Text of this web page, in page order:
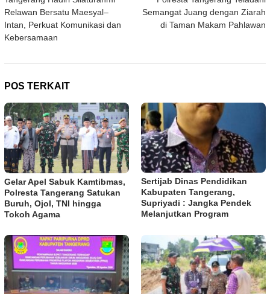
Relawan Bersatu Maesyal–
Intan, Perkuat Komunikasi dan
Kebersamaan
Semangat Juang dengan Ziarah
di Taman Makam Pahlawan
POS TERKAIT
Gelar Apel Sabuk Kamtibmas,
Polresta Tangerang Satukan
Buruh, Ojol, TNI hingga
Tokoh Agama
Sertijab Dinas Pendidikan
Kabupaten Tangerang,
Supriyadi : Jangka Pendek
Melanjutkan Program